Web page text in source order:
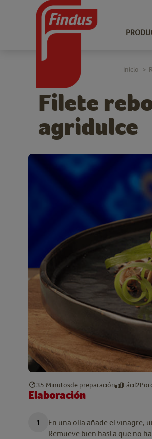
Filete
agridulce
Inicio >
35 Minutosde preparación Fácil2
Elaboración
En una olla añade el vinagre,
Remueve bien hasta que no